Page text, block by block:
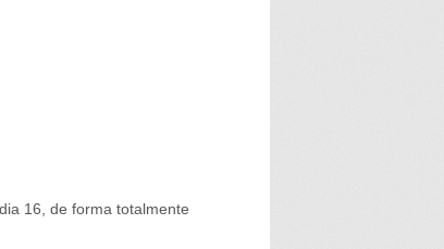
16, de forma totalmente